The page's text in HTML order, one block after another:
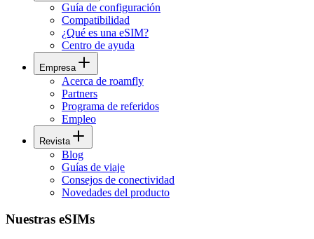
Guía de configuración
Compatibilidad
¿Qué es una eSIM?
Centro de ayuda
Empresa
Acerca de roamfly
Partners
Programa de referidos
Empleo
Revista
Blog
Guías de viaje
Consejos de conectividad
Novedades del producto
Nuestras eSIMs